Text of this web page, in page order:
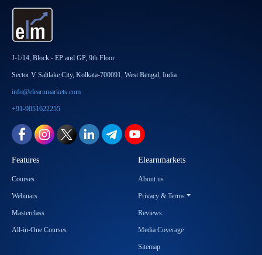
J-1/14, Block - EP and GP, 9th Floor
Sector V Saltlake City, Kolkata-700091, West Bengal, India
info@elearnmarkets.com
+91-9051622255
Features
Courses
Webinars
Masterclass
All-in-One Courses
Elearnmarkets
About us
Privacy & Terms
Reviews
Media Coverage
Sitemap